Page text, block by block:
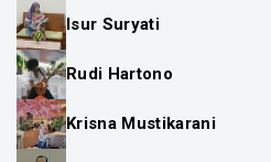
Isur Suryati
Rudi Hartono
Krisna Mustikarani